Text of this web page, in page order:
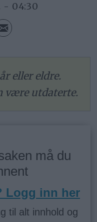
- 04:30
eller eldre.
være utdaterte.
må du
Logg inn her
til alt innhold og